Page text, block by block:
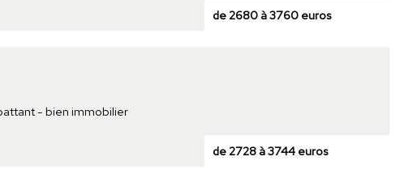
de 2680 à 3760 euros
- bien immobilier
de 2728 à 3744 euros